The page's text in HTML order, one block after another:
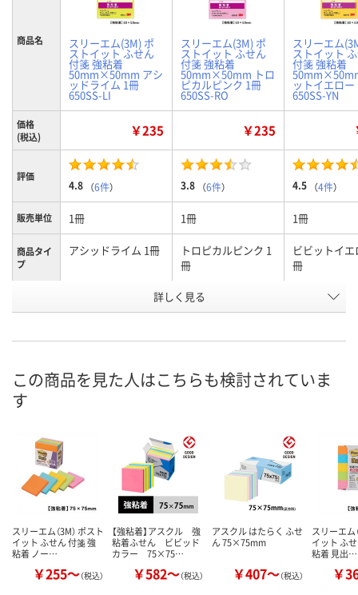
商品名 スリーエム(3M) ポ
ストイット ふせん
付箋 強粘着
50mm×50mm アシ
ッドライム 1冊
650SS-LI
スリーエム(3M) ポ
ストイット ふせん
付箋 強粘着
50mm×50mm トロ
ピカルピンク 1冊
650SS-RO
スリーエム
ストイット
付箋 強粘着
ットイエロー
650SS-YN
価格
(税込)
￥235 ￥235
評価
4.8 （6件） 3.8 （6件） 4.5 （4件）
販売単位 1冊 1冊 1冊
商品タイ
プ
アシッドライム 1冊
トロピカルピンク 1
冊
ビビットイエ
冊
1225810 AP74045
8月7日（金）
カゴへ カ
詳しく見る
この商品を見た人はこちらも検討されていま
す
スリーエム（3M） ポスト
イット ふせん 付箋 強
粘着 ノー…
￥255～（税込）
【強粘着】アスクル 強
粘着ふせん ビビッド
カラー 75×75…
￥582～（税込）
アスクル はたらく ふせ
ん 75×75mm
￥407～（税込）
スリーエム
イット ふ
粘着 見出…
￥